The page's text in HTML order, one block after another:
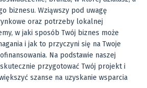
biznesu. Wziąwszy pod uwagę
oraz potrzeby lokalnej
w jaki sposób Twój biznes może
i jak to przyczyni się na Twoje
Na podstawie naszej
przygotować Twój projekt i
szanse na uzyskanie wsparcia